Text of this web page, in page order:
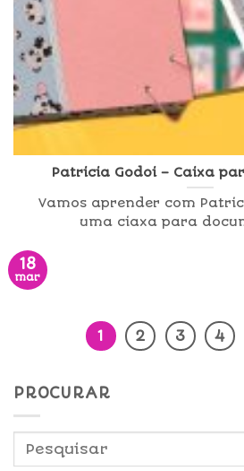
Patricia Godoi – Caixa
Vamos aprender com
uma ciaxa para
18
mar
1 2 3 4
PROCURAR